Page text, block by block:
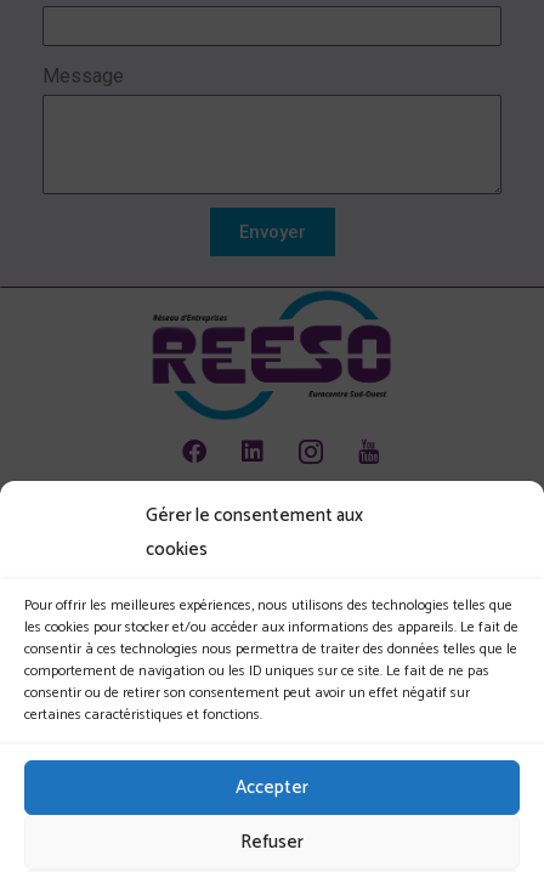
Gérer le consentement aux
cookies
Pour offrir les meilleures expériences, nous utilisons des technologies telles que
les cookies pour stocker et/ou accéder aux informations des appareils. Le fait de
consentir à ces technologies nous permettra de traiter des données telles que le
comportement de navigation ou les ID uniques sur ce site. Le fait de ne pas
consentir ou de retirer son consentement peut avoir un effet négatif sur
certaines caractéristiques et fonctions.
Accepter
Refuser
Message
Envoyer
Animation
Emploi
Environnement
Les jeunes et l'entreprise
Le Club
Nos actualités
Nos évènements
Nous rejoindre